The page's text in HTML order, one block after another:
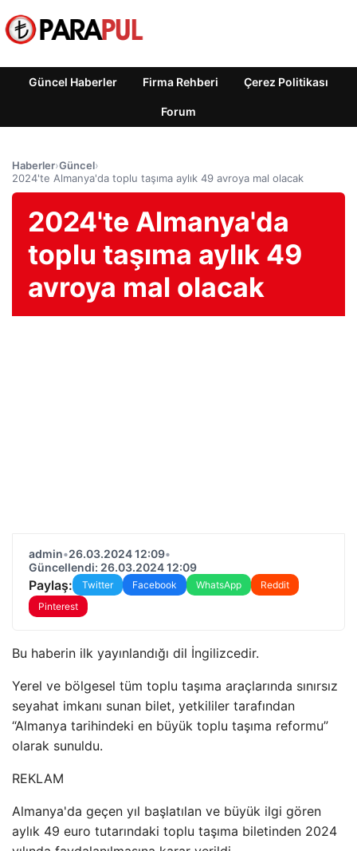
Güncel Haberler Firma Rehberi Çerez Politikası
Forum
Haberler›Güncel›
2024'te Almanya'da toplu taşıma aylık 49 avroya mal olacak
2024'te Almanya'da
toplu taşıma aylık 49
avroya mal olacak
admin•26.03.2024 12:09•
Güncellendi: 26.03.2024 12:09
Paylaş: Twitter Facebook WhatsApp
Reddit
Pinterest
Bu haberin ilk yayınlandığı dil İngilizcedir.
Yerel ve bölgesel tüm toplu taşıma araçlarında sınırsız
seyahat imkanı sunan bilet, yetkililer tarafından
“Almanya tarihindeki en büyük toplu taşıma reformu”
olarak sunuldu.
REKLAM
Almanya'da geçen yıl başlatılan ve büyük ilgi gören
aylık 49 euro tutarındaki toplu taşıma biletinden 2024